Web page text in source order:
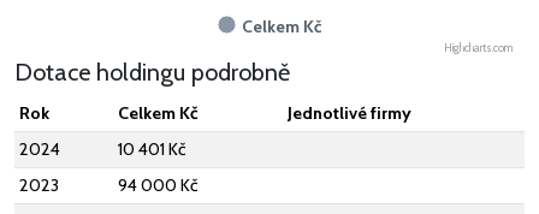
Celkem Kč
Highcharts.com
Dotace holdingu podrobně
Rok Celkem Kč
Jednotlivé firmy
2024
10 401 Kč
2023
94 000 Kč